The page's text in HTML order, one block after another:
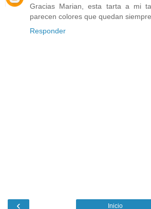
Gracias Marian, esta tarta a mi
parecen colores que quedan
Responder
‹ Inicio